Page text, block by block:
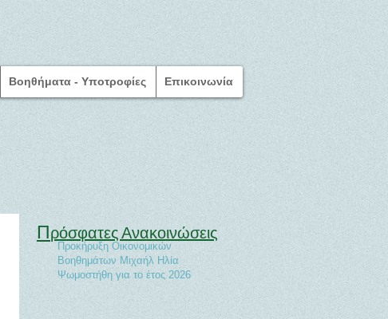
Bοηθήματα - Υποτροφίες Επικοινωνία
Πρόσφατες Ανακοινώσεις
Προκήρυξη Οικονομικών
Βοηθημάτων Μιχαήλ Ηλία
Ψωμοστήθη για το έτος 2026